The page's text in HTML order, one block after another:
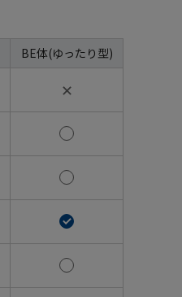
BE体(ゆったり型)
✕